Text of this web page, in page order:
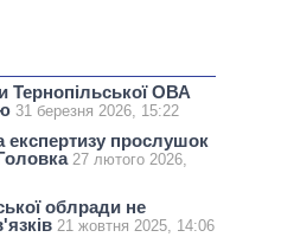
Тернопільської ОВА
31 березня 2026, 15:22
експертизу прослушок
27 лютого 2026,
облради не
21 жовтня 2025, 14:06